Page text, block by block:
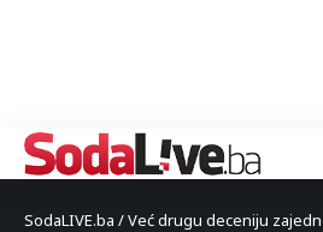
SodaLIVE.ba / Već drugu deceniju